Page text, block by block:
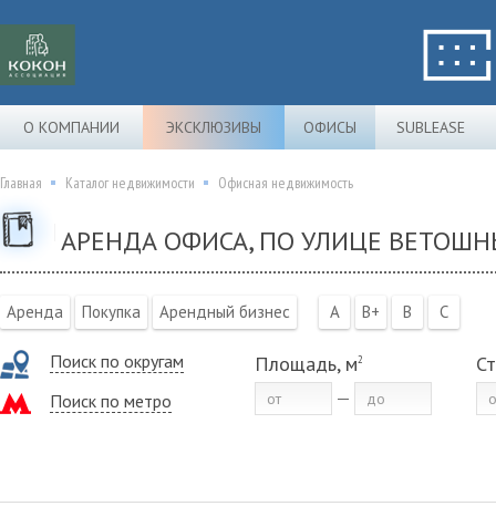
О КОМПАНИИ ЭКСКЛЮЗИВЫ ОФИСЫ SUBLEASE
Главная Каталог недвижимости Офисная недвижимость
АРЕНДА ОФИСА, ПО УЛИЦЕ
Аренда Покупка Арендный бизнес A B+ B C
Поиск по округам
Поиск по метро
Площадь, м2